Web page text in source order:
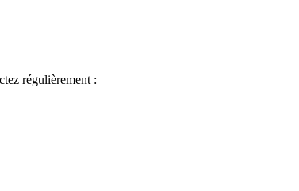
régulièrement :